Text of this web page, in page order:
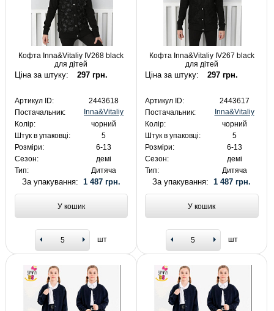
Кофта Inna&Vitaliy IV268 black
для дітей
Ціна за штуку: 297 грн.
Артикул ID:
2443618
Постачальник:
Inna&Vitaliy
Колір:
чорний
Штук в упаковці:
5
Розміри:
6-13
Сезон:
демі
Тип:
Дитяча
За упакування: 1 487 грн.
У кошик
шт
Кофта Inna&Vitaliy IV267 black
для дітей
Ціна за штуку: 297 грн.
Артикул ID:
2443617
Постачальник:
Inna&Vitaliy
Колір:
чорний
Штук в упаковці:
5
Розміри:
6-13
Сезон:
демі
Тип:
Дитяча
За упакування:1 487 грн.
У кошик
шт